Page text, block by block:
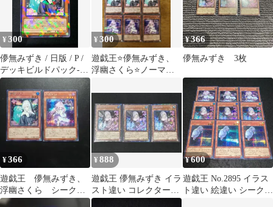
¥300
儚無みずき / 日版 / P /
デッキビルドパック-
ヴァリアント・スマッ
シャーズ - / DBVS-
JP043 / ID:60643553
¥300
遊戯王⭐️儚無みずき、
浮幽さくら⭐️ノーマル9
¥366
儚無みずき 3枚
¥366
遊戯王 儚無みずき、
浮幽さくら シークレ
ット 2枚セット
¥888
遊戯王 儚無みずき イラ
スト違い コレクターズ
レア3枚セット
¥600
遊戯王 No.2895 イラス
ト違い 絵違い シークレ